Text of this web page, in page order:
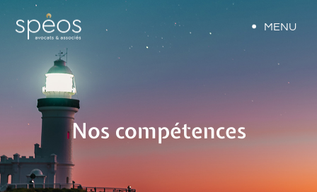
MENU
Nos compétences